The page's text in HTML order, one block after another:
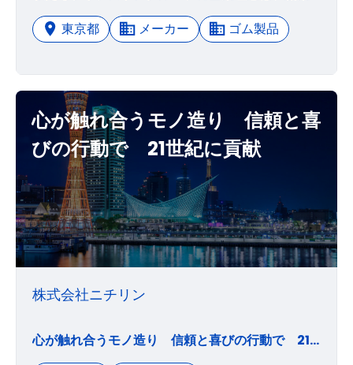
東京都
メーカー ゴム製品
心が触れ合うモノ造り 信頼と喜
びの行動で 21世紀に貢献
株式会社ニチリン
心が触れ合うモノ造り 信頼と喜びの行動で 21世紀に貢献する。 ニチリンは、研究・開発、購買、生産、販売等に携わる各々が責任と熱意を持って各自の仕事（モノ造り）に挑戦し、次工程（顧客）の信頼を勝ち得ることに喜びを感じる活動を行い、また企業として安定した利益をあげ続けることで従業員、株主に対する責任を果たし、同時に社会へ、そして環境への責任を認識することで21世紀に貢献できる企業を目指しています。